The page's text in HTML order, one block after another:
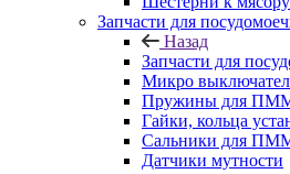
Запчасти для
Назад
Запчасти для
Микро
Пружины для
Гайки, кольца
Сальники для
Датчики мутности